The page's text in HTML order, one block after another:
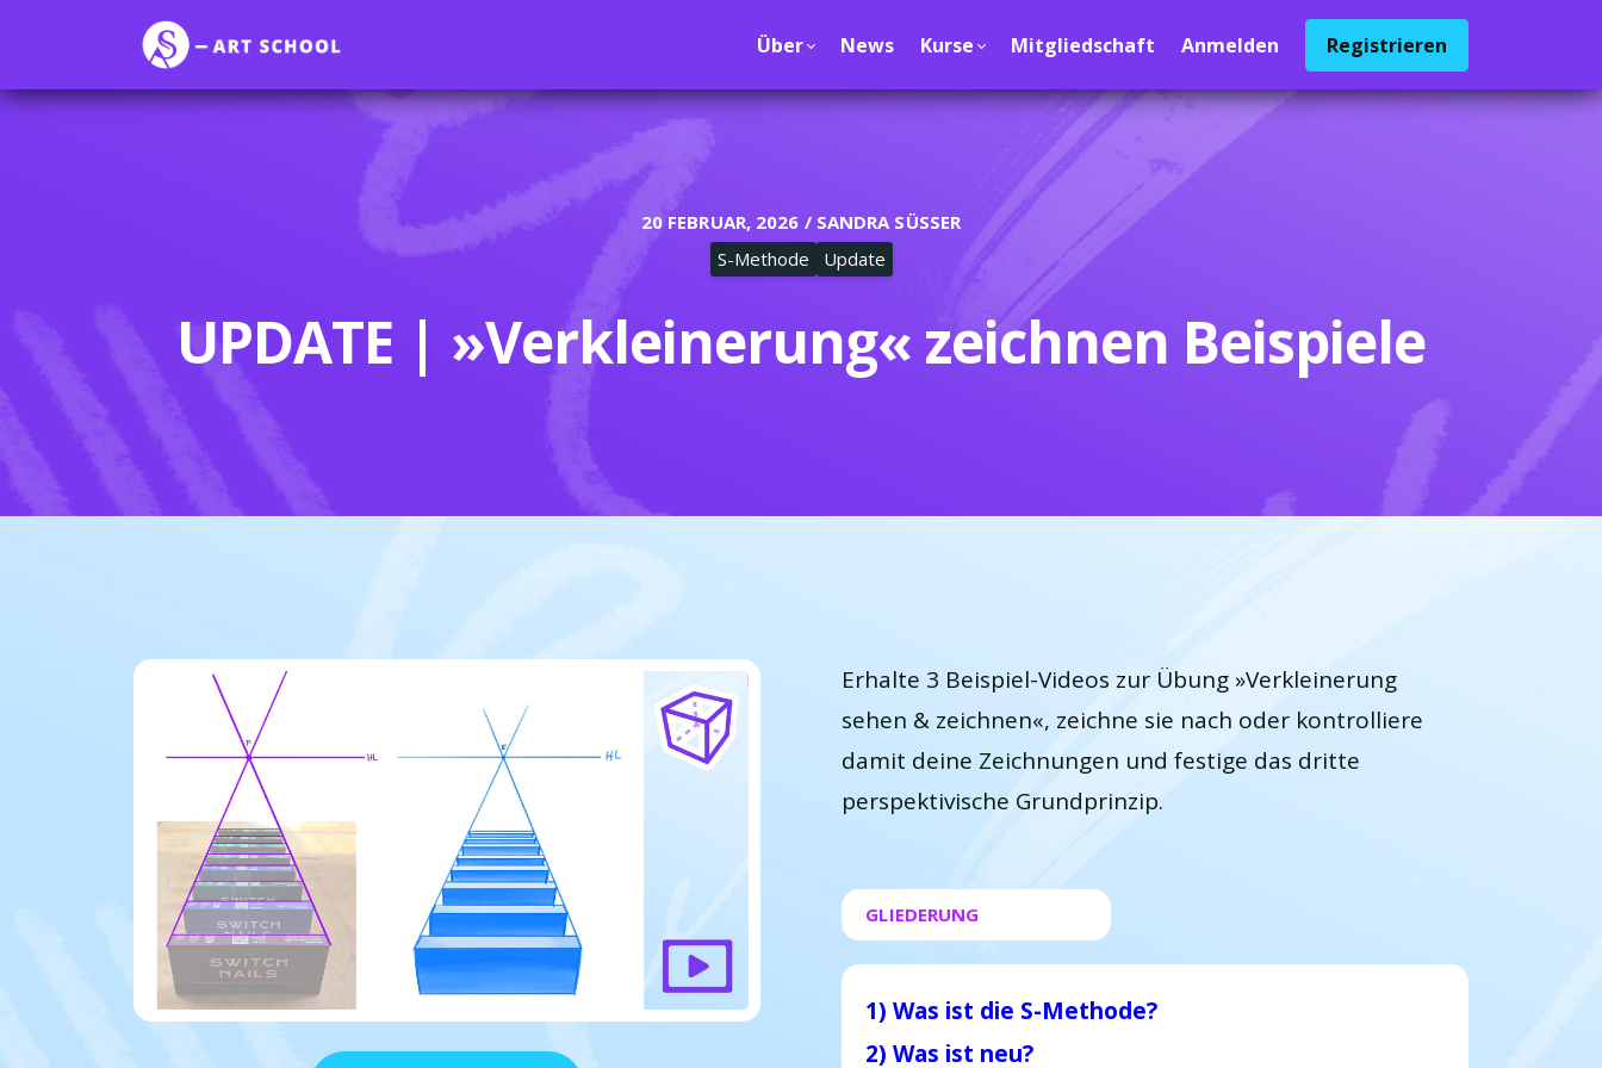
Über News Kurse Mitgliedschaft Anmelden Registrieren
20 FEBRUAR, 2026 / SANDRA SÜSSER
S-Methode
Update
UPDATE | »Verkleinerung« zeichnen Beispiele
Erhalte 3 Beispiel-Videos zur Übung »Verkleinerung
sehen & zeichnen«, zeichne sie nach oder kontrolliere
damit deine Zeichnungen und festige das dritte
perspektivische Grundprinzip.
GLIEDERUNG
1) Was ist die S-Methode?
2) Was ist neu?